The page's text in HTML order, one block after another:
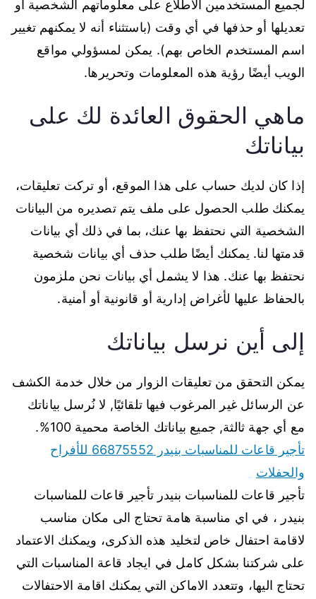
لجميع المستخدمين الاطلاع على معلوماتهم الشخصية أو
تعديلها أو حذفها في أي وقت (باستثناء أنه لا يمكنهم تغيير
اسم المستخدم الخاص بهم). يمكن لمسؤولي مواقع
الويب أيضًا رؤية هذه المعلومات وتحريرها.
ماهي الحقوق العائدة لك على
بياناتك
إذا كان لديك حساب على هذا الموقع، أو تركت تعليقات،
يمكنك طلب الحصول على ملف يتم تصديره من البيانات
الشخصية التي نحتفظ بها عنك، بما في ذلك أي بيانات
قدمتها لنا. يمكنك أيضًا طلب حذف أي بيانات شخصية
نحتفظ بها عنك. هذا لا يشمل أي بيانات نحن ملزمون
بالحفاظ عليها لأغراض إدارية أو قانونية أو أمنية.
إلى أين نرسل بياناتك
يمكن التحقق من تعليقات الزوار من خلال خدمة الكشف
عن الرسائل غير المرغوب فيها تلقائيًا, لا نُرسل بياناتك
مع أي جهة ثالثة, جميع بياناتك الخاصة محمية 100%.
تأجير قاعات للمناسبات بنيدر 66875552 للأفراح
والحفلات
تأجير قاعات للمناسبات بنيدر تأجير قاعات للمناسبات
بنيدر ، في اي مناسبة هامة تحتاج الى مكان مناسب
لاقامة احتفال خاص لتخليد هذه الذكرى، ويمكنك الاعتماد
على شركتنا بشكل كامل في ايجاد قاعة المناسبات التي
تحتاج اليها، وتتعدد الاماكن التي يمكنك اقامة الاحتفالات